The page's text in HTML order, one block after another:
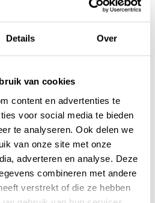
Details Over
van cookies
content en advertenties te
voor social media te bieden
te analyseren. Ook delen we
van onze site met onze
adverteren en analyse. Deze
combineren met andere
verstrekt of die ze hebben
1